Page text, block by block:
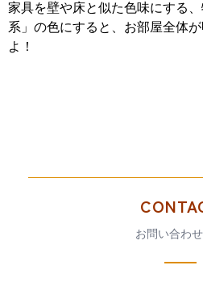
家具を壁や床と似た色味にする
系」の色にすると、お部屋全体
よ！
お問い合わ